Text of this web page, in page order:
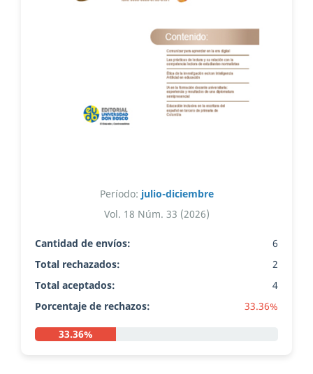
Período: julio-diciembre
Vol. 18 Núm. 33 (2026)
Cantidad de envíos:
6
Total rechazados:
2
Total aceptados:
4
Porcentaje de rechazos:
33.36%
33.36%